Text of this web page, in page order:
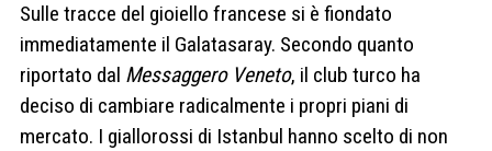
Sulle tracce del gioiello francese si è fiondato
immediatamente il Galatasaray. Secondo quanto
riportato dal Messaggero Veneto, il club turco ha
deciso di cambiare radicalmente i propri piani di
mercato. I giallorossi di Istanbul hanno scelto di non